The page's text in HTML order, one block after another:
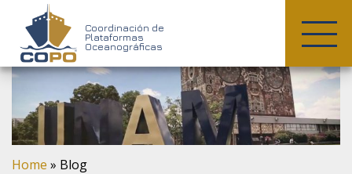
Skip
content
Coordinación de
Plataformas
Oceanográficas
Home » Blog